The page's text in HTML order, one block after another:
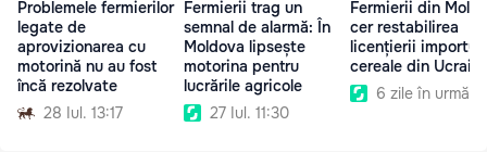
Problemele fermierilor
legate de
aprovizionarea cu
motorină nu au fost
încă rezolvate
28 Iul. 13:17
Fermierii trag un
semnal de alarmă: În
Moldova lipsește
motorina pentru
lucrările agricole
27 Iul. 11:30
Fermierii din
cer restabilirea
licențierii
cereale din
6 zile în urmă